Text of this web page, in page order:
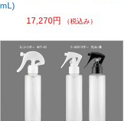
mL)
17,270円
（税込み）